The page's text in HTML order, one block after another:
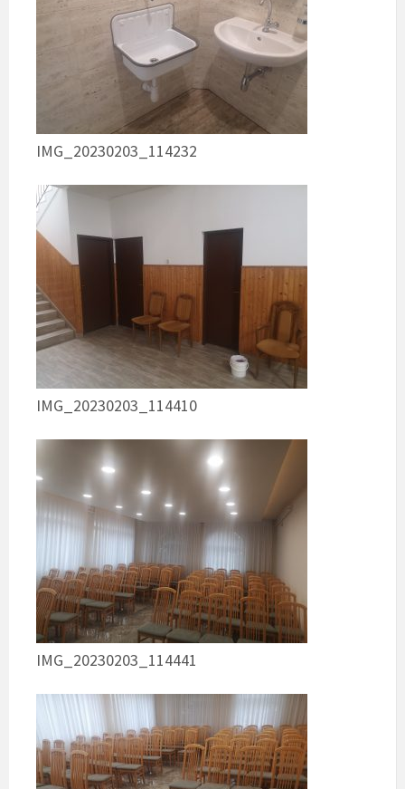
IMG_20230203_114232
IMG_20230203_114410
IMG_20230203_114441